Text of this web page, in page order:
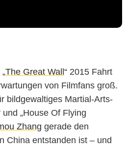
The Great Wall“ 2015 Fahrt
von Filmfans groß.
bildgewaltiges Martial-Arts-
„House Of Flying
Zhang gerade den
China entstanden ist – und